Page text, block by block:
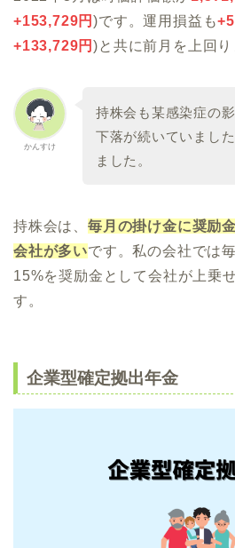
+153,729円)です。運用損益も
+133,729円)と共に前月を上回り
かんすけ
持株会も某感染症の
下落が続いていまし
ました。
持株会は、 毎月の掛け金に奨励
会社が多いです。私の会社では
15%を奨励金として会社が上乗
す。
企業型確定拠出年金